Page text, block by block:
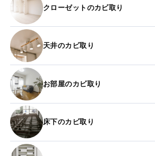
クローゼットのカビ取り
天井のカビ取り
お部屋のカビ取り
床下のカビ取り